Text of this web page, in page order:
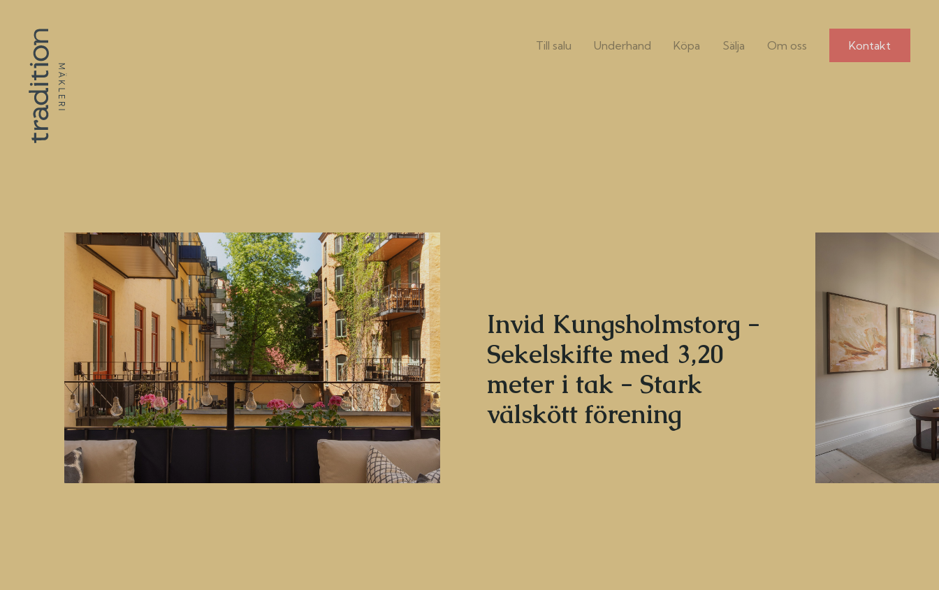
Till salu Underhand Köpa Sälja Om oss Kontakt
Invid Kungsholmstorg -
Sekelskifte med 3,20
meter i tak - Stark
välskött förening